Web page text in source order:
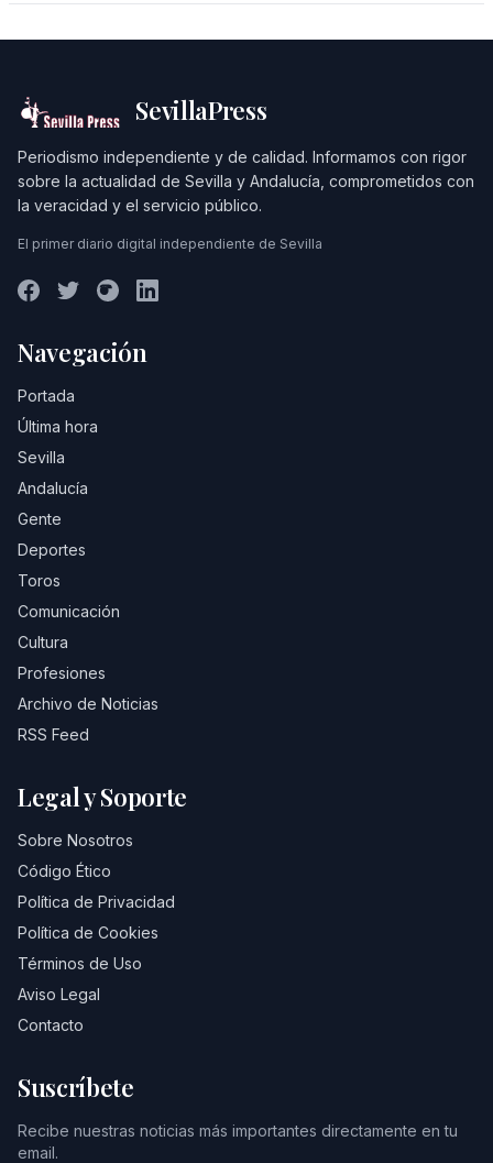
SevillaPress
Periodismo independiente y de calidad. Informamos con rigor
sobre la actualidad de Sevilla y Andalucía, comprometidos con
la veracidad y el servicio público.
El primer diario digital independiente de Sevilla
Navegación
Portada
Última hora
Sevilla
Andalucía
Gente
Deportes
Toros
Comunicación
Cultura
Profesiones
Archivo de Noticias
RSS Feed
Legal y Soporte
Sobre Nosotros
Código Ético
Política de Privacidad
Política de Cookies
Términos de Uso
Aviso Legal
Contacto
Suscríbete
Recibe nuestras noticias más importantes directamente en tu
email.